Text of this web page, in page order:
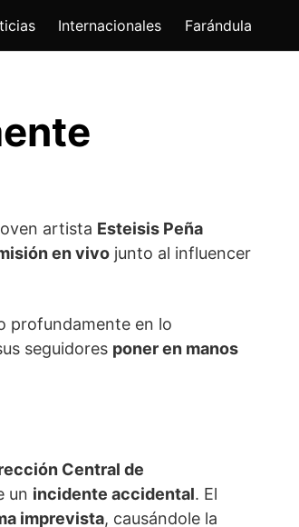
Internacionales Farándula
artista Esteisis Peña
en vivo junto al influencer
profundamente en lo
seguidores poner en manos
Central de
un incidente accidental. El
imprevista, causándole la